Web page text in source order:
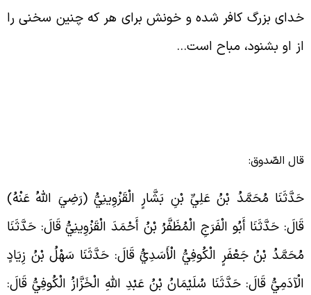
بزرگ کافر شده و خونش برای هر که چنین سخنی را
او بشنود، مباح است…
الصّدوق:
مُحَمَّدُ بْنُ عَلِيِّ بْنِ بَشَّارٍ الْقَزْوِينِيُّ (رَضِيَ اللَّهُ عَنْهُ)
حَدَّثَنَا أَبُو الْفَرَجِ الْمُظَفَّرُ بْنُ أَحْمَدَ الْقَزْوِينِيُّ قَالَ: حَدَّثَنَا
بْنُ جَعْفَرٍ الْكُوفِيُّ الْأَسَدِيُّ قَالَ: حَدَّثَنَا سَهْلُ بْنُ زِيَادٍ
قَالَ: حَدَّثَنَا سُلَيْمَانُ بْنُ عَبْدِ اللَّهِ الْخَزَّازُ الْكُوفِيُّ قَالَ: